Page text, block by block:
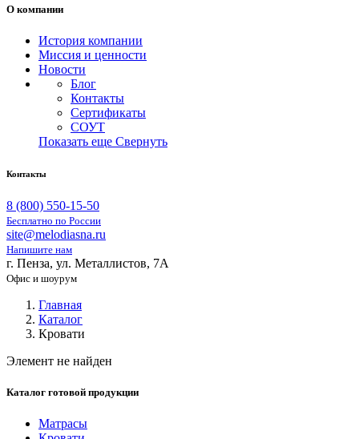
О компании
История компании
Миссия и ценности
Новости
Блог
Контакты
Сертификаты
СОУТ
Показать еще Свернуть
Контакты
8 (800) 550-15-50
Бесплатно по России
site@melodiasna.ru
Напишите нам
г. Пенза, ул. Металлистов, 7А
Офис и шоурум
Главная
Каталог
Кровати
Элемент не найден
Каталог готовой продукции
Матрасы